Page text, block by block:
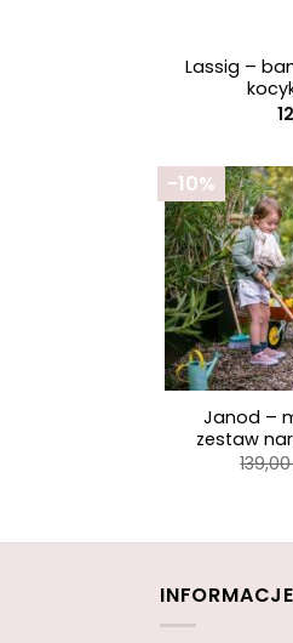
Lassig –
-10%
+
Janod –
zestaw
INFORMACJE